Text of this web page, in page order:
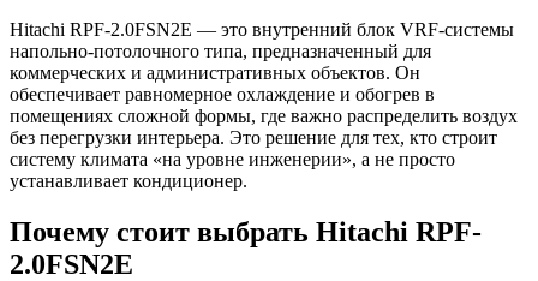
Hitachi RPF-2.0FSN2E — это внутренний блок VRF-системы
напольно-потолочного типа, предназначенный для
коммерческих и административных объектов. Он
обеспечивает равномерное охлаждение и обогрев в
помещениях сложной формы, где важно распределить воздух
без перегрузки интерьера. Это решение для тех, кто строит
систему климата «на уровне инженерии», а не просто
устанавливает кондиционер.
Почему стоит выбрать Hitachi RPF-
2.0FSN2E